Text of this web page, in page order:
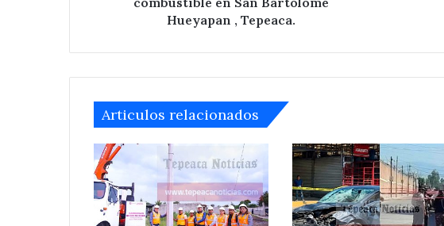
Hueyapan , Tepeaca.
Articulos relacionados